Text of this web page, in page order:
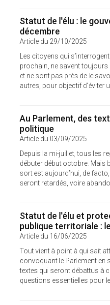
Statut de l'élu : le
décembre
Article du 29/10/2025
Les citoyens qui
prochain, ne savent toujours
et ne sont pas près de le
autres, pour objectif d’éviter
Au Parlement, des
politique
Article du 03/09/2025
Depuis la mi-juillet, tous les
débuter début octobre. Mais
sort est aujourd’hui, de
seront retardés, voire
Statut de l'élu et
publique territoriale :
Article du 16/06/2025
Tout vient à point à qui sait
convoquant le Parlement en
textes qui seront débattus à
questions essentielles pour